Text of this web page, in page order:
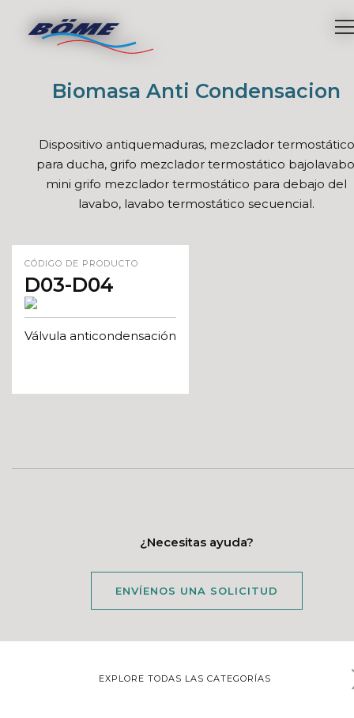
Biomasa Anti Condensacion
Dispositivo antiquemaduras, mezclador termostático
para ducha, grifo mezclador termostático
mini grifo mezclador termostático para debajo del
lavabo, lavabo termostático secuencial.
CÓDIGO DE PRODUCTO
D03-D04
Válvula anticondensación
¿Necesitas ayuda?
ENVÍENOS UNA SOLICITUD
EXPLORE TODAS LAS CATEGORÍAS